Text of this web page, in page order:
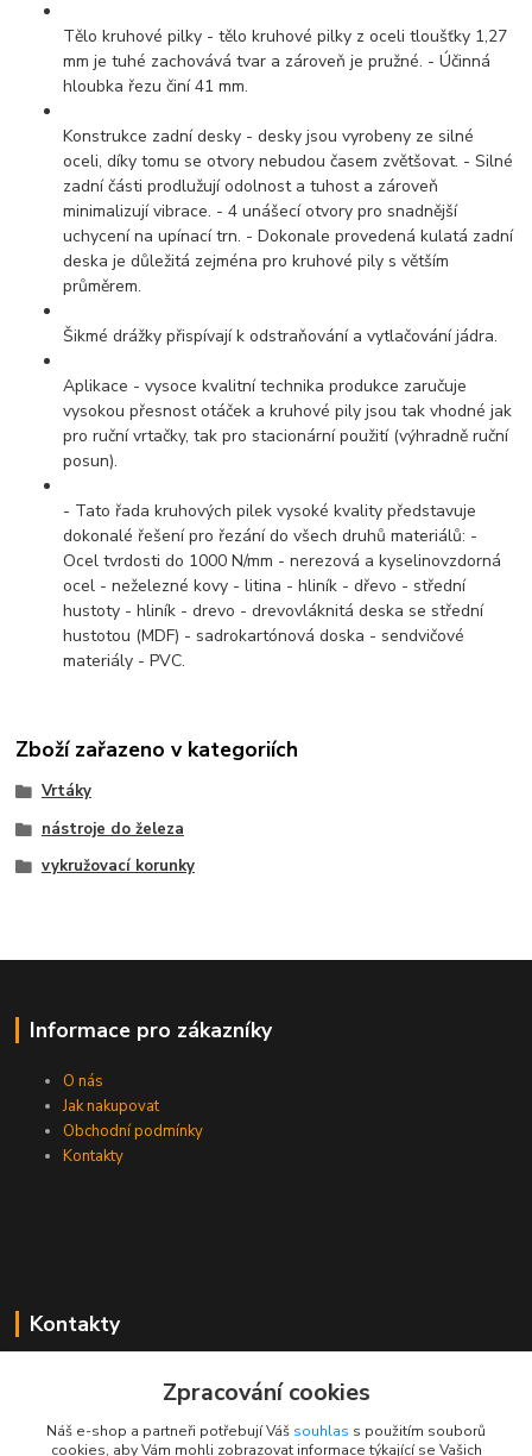
Tělo kruhové pilky - tělo kruhové pilky z oceli tloušťky 1,27
mm je tuhé zachovává tvar a zároveň je pružné. - Účinná
hloubka řezu činí 41 mm.
Konstrukce zadní desky - desky jsou vyrobeny ze silné
oceli, díky tomu se otvory nebudou časem zvětšovat. - Silné
zadní části prodlužují odolnost a tuhost a zároveň
minimalizují vibrace. - 4 unášecí otvory pro snadnější
uchycení na upínací trn. - Dokonale provedená kulatá zadní
deska je důležitá zejména pro kruhové pily s větším
průměrem.
Šikmé drážky přispívají k odstraňování a vytlačování jádra.
Aplikace - vysoce kvalitní technika produkce zaručuje
vysokou přesnost otáček a kruhové pily jsou tak vhodné jak
pro ruční vrtačky, tak pro stacionární použití (výhradně ruční
posun).
- Tato řada kruhových pilek vysoké kvality představuje
dokonalé řešení pro řezání do všech druhů materiálů: -
Ocel tvrdosti do 1000 N/mm - nerezová a kyselinovzdorná
ocel - neželezné kovy - litina - hliník - dřevo - střední
hustoty - hliník - drevo - drevovláknitá deska se střední
hustotou (MDF) - sadrokartónová doska - sendvičové
materiály - PVC.
Zboží zařazeno v kategoriích
Vrtáky
nástroje do železa
vykružovací korunky
Informace pro zákazníky
O nás
Jak nakupovat
Obchodní podmínky
Kontakty
Kontakty
+420 733 530 378
(Po-Pá, 8-15 hod.)
Zpracování cookies
Náš e-shop a partneři potřebují Váš souhlas s použitím souborů
cookies, aby Vám mohli zobrazovat informace týkající se Vašich